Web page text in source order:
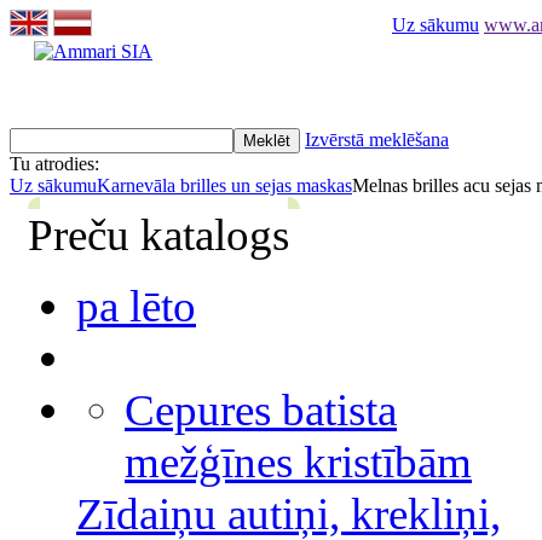
Uz sākumu
Izvērstā meklēšana
Tu atrodies:
Uz sākumuKarnevāla brilles un sejas maskasMelnas brilles acu sejas
Preču katalogs
pa lēto
Cepures batista
mežģīnes kristībām
Zīdaiņu autiņi, krekliņi,